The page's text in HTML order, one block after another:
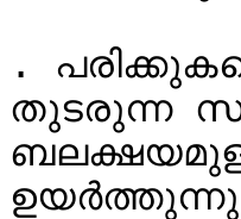
.
തുടരുന്ന